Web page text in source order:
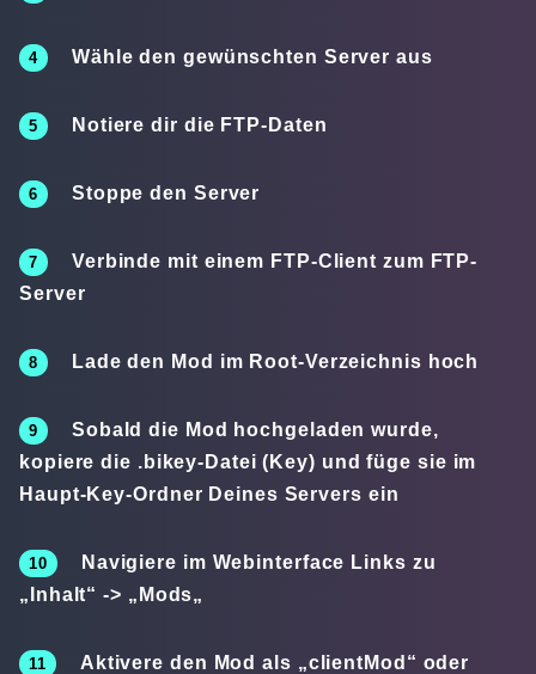
Wähle den gewünschten Server aus
Notiere dir die FTP-Daten
Stoppe den Server
Verbinde mit einem FTP-Client zum FTP-
Server
Lade den Mod im Root-Verzeichnis hoch
Sobald die Mod hochgeladen wurde,
kopiere die .bikey-Datei (Key) und füge sie im
Haupt-Key-Ordner Deines Servers ein
Navigiere im Webinterface Links zu
„ Inhalt“ -> „ Mods„
Aktivere den Mod als „clientMod “ oder